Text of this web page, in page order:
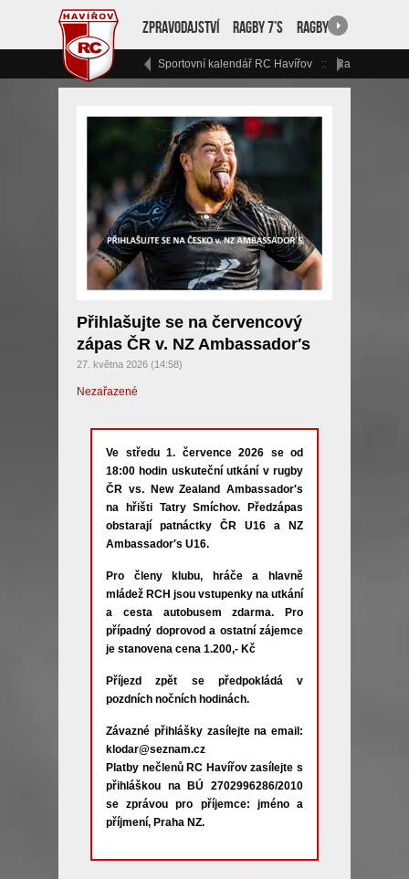
Zpravodajství Ragby 7’s Ragby 15
Sportovní kalendář RC Havířov Ragbyový
Přihlašujte se na červencový
zápas ČR v. NZ Ambassador′s
27. května 2026 (14:58)
Nezařazené
Ve středu 1. července 2026 se od
18:00 hodin uskuteční utkání v rugby
ČR vs. New Zealand Ambassador′s
na hřišti Tatry Smíchov. Předzápas
obstarají patnáctky ČR U16 a NZ
Ambassador′s U16.
Pro členy klubu, hráče a hlavně
mládež RCH jsou vstupenky na utkání
a cesta autobusem zdarma. Pro
případný doprovod a ostatní zájemce
je stanovena cena 1.200,- Kč
Příjezd zpět se předpokládá v
pozdních nočních hodinách.
Závazné přihlášky zasílejte na email:
klodar@seznam.cz
Platby nečlenů RC Havířov zasílejte s
přihláškou na BÚ 2702996286/2010
se zprávou pro příjemce: jméno a
příjmení, Praha NZ.